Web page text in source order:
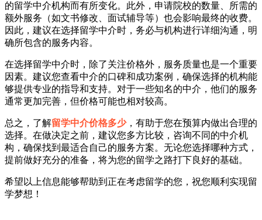
的留学中介机构而有所变化。此外，申请院校的数量、所需的
额外服务（如文书修改、面试辅导等）也会影响最终的收费。
因此，建议在选择留学中介时，务必与机构进行详细沟通，明
确所包含的服务内容。
在选择留学中介时，除了关注价格外，服务质量也是一个重要
因素。建议您查看中介的口碑和成功案例，确保选择的机构能
够提供专业的指导和支持。对于一些知名的中介，他们的服务
通常更加完善，但价格可能也相对较高。
总之，了解留学中介价格多少，有助于您在预算内做出合理的
选择。在做决定之前，建议您多方比较，咨询不同的中介机
构，确保找到最适合自己的服务方案。无论您选择哪种方式，
提前做好充分的准备，将为您的留学之路打下良好的基础。
希望以上信息能够帮助到正在考虑留学的您，祝您顺利实现留
学梦想！